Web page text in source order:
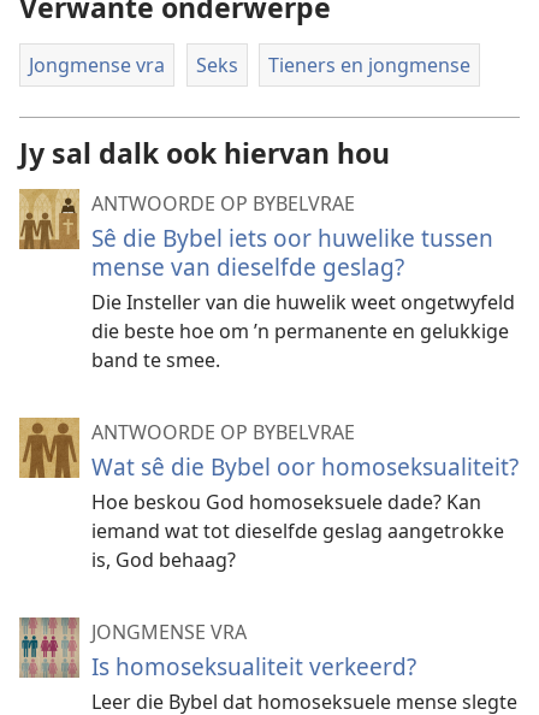
Jongmense vra Seks Tieners en jongmense
Jy sal dalk ook hiervan hou
ANTWOORDE OP BYBELVRAE
Sê die Bybel iets oor huwelike tussen
mense van dieselfde geslag?
Die Insteller van die huwelik weet ongetwyfeld
die beste hoe om ’n permanente en gelukkige
band te smee.
ANTWOORDE OP BYBELVRAE
Wat sê die Bybel oor homoseksualiteit?
Hoe beskou God homoseksuele dade? Kan
iemand wat tot dieselfde geslag aangetrokke
is, God behaag?
JONGMENSE VRA
Is homoseksualiteit verkeerd?
Leer die Bybel dat homoseksuele mense slegte